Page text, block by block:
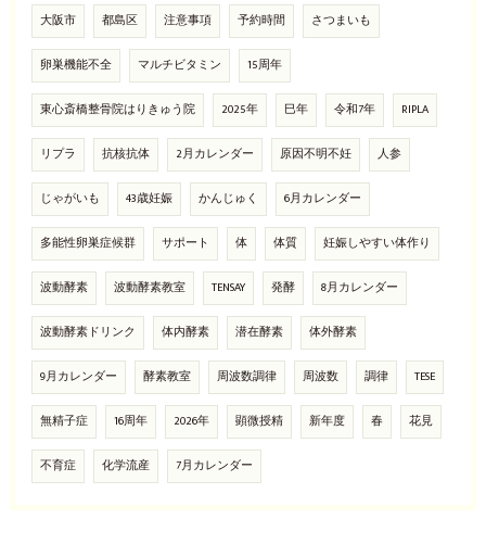
大阪市 都島区 注意事項 予約時間 さつまいも
卵巣機能不全 マルチビタミン 15周年
東心斎橋整骨院はりきゅう院 2025年 巳年 令和7年 RIPLA
リプラ 抗核抗体 2月カレンダー 原因不明不妊 人参
じゃがいも 43歳妊娠 かんじゅく 6月カレンダー
多能性卵巣症候群 サポート 体 体質 妊娠しやすい体作り
波動酵素 波動酵素教室 TENSAY 発酵 8月カレンダー
波動酵素ドリンク 体内酵素 潜在酵素 体外酵素
9月カレンダー 酵素教室 周波数調律 周波数 調律 TESE
無精子症 16周年 2026年 顕微授精 新年度 春 花見
不育症 化学流産 7月カレンダー